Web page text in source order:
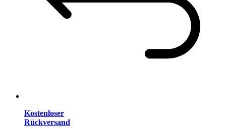
Kostenloser
Rückversand